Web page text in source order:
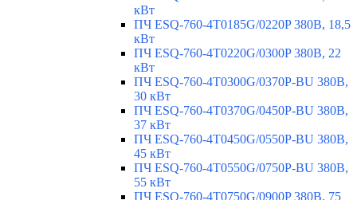
кВт
ПЧ ESQ-760-4T0185G/0220P 380В, 18,5
кВт
ПЧ ESQ-760-4T0220G/0300P 380В, 22
кВт
ПЧ ESQ-760-4T0300G/0370P-BU 380В,
30 кВт
ПЧ ESQ-760-4T0370G/0450P-BU 380В,
37 кВт
ПЧ ESQ-760-4T0450G/0550P-BU 380В,
45 кВт
ПЧ ESQ-760-4T0550G/0750P-BU 380В,
55 кВт
ПЧ ESQ-760-4T0750G/0900P 380В, 75